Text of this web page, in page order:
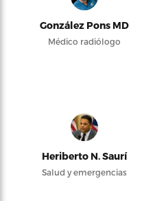
González Pons MD
Médico radiólogo
Heriberto N. Saurí
Salud y emergencias